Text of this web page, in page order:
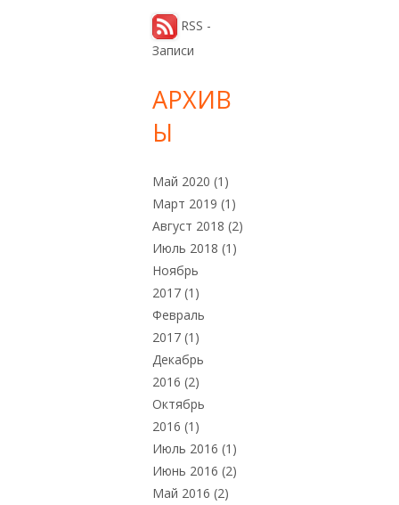
i
l
р
е
RSS -
Записи
АРХИВ
Ы
Май 2020 (1)
Март 2019 (1)
Август 2018 (2)
Июль 2018 (1)
Ноябрь
2017 (1)
Февраль
2017 (1)
Декабрь
2016 (2)
Октябрь
2016 (1)
Июль 2016 (1)
Июнь 2016 (2)
Май 2016 (2)